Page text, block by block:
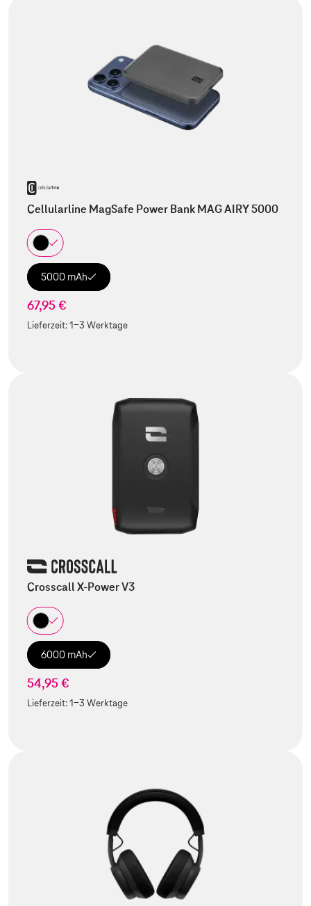
Cellularline MagSafe Power Bank MAG AIRY 5000
5000 mAh
67,95 €
Lieferzeit:1-3 Werktage
Crosscall X-Power V3
6000 mAh
54,95 €
Lieferzeit:1-3 Werktage